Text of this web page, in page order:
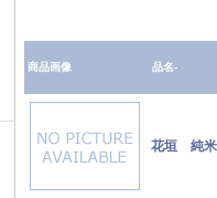
商品画像 品名-
花垣 純